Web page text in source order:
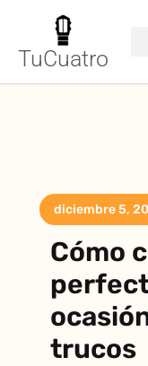
TuCuatro
diciembre 5,
Cómo
trucos